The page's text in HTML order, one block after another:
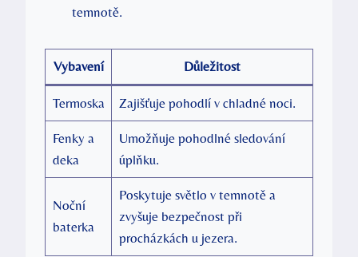
temnotě.
Vybavení Důležitost
Termoska Zajišťuje pohodlí v chladné noci.
Fenky a
deka
Umožňuje pohodlné sledování
úplňku.
Noční
baterka
Poskytuje světlo v temnotě a
zvyšuje bezpečnost při
procházkách u jezera.